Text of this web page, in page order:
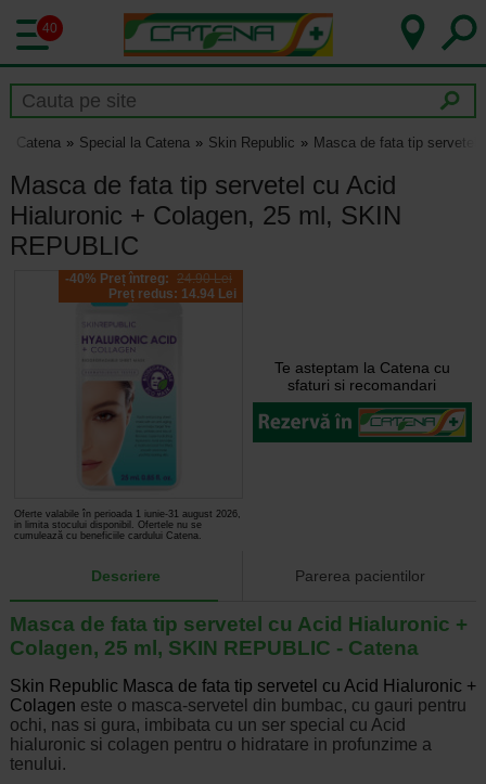
40
Catena Special la Catena Skin Republic Masca de fata tip servetel
Masca de fata tip servetel cu Acid
Hialuronic + Colagen, 25 ml, SKIN
REPUBLIC
-40% Preț întreg: 24.90 Lei
Preț redus: 14.94 Lei
Oferte valabile în perioada 1 iunie-31 august 2026,
in limita stocului disponibil. Ofertele nu se
cumulează cu beneficiile cardului Catena.
Te asteptam la Catena cu
sfaturi si recomandari
Descriere Parerea pacientilor
Masca de fata tip servetel cu Acid Hialuronic +
Colagen, 25 ml, SKIN REPUBLIC - Catena
Skin Republic Masca de fata tip servetel cu Acid Hialuronic +
Colagen este o masca-servetel din bumbac, cu gauri pentru
ochi, nas si gura, imbibata cu un ser special cu Acid
hialuronic si colagen pentru o hidratare in profunzime a
tenului.